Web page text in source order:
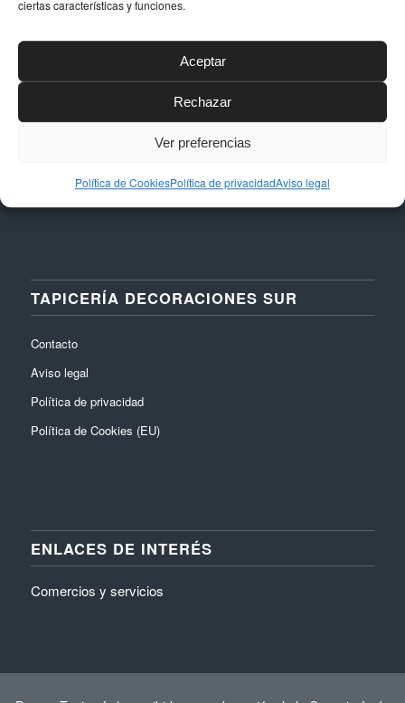
ciertas características y funciones.
Aceptar
Rechazar
Ver preferencias
Política de CookiesPolítica de privacidadAviso legal
Calle Níquel, 24, Polígono La Albarizas,
29603, Marbella (Málaga)
TAPICERÍA DECORACIONES SUR
Contacto
Aviso legal
Política de privacidad
Política de Cookies (EU)
ENLACES DE INTERÉS
Comercios y servicios